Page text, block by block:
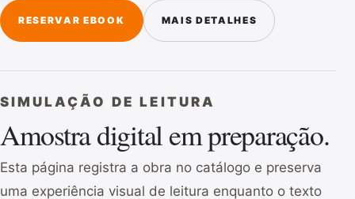
RESERVAR EBOOK MAIS DETALHES
SIMULAÇÃO DE LEITURA
Amostra digital em preparação.
Esta página registra a obra no catálogo e preserva
uma experiência visual de leitura enquanto o texto